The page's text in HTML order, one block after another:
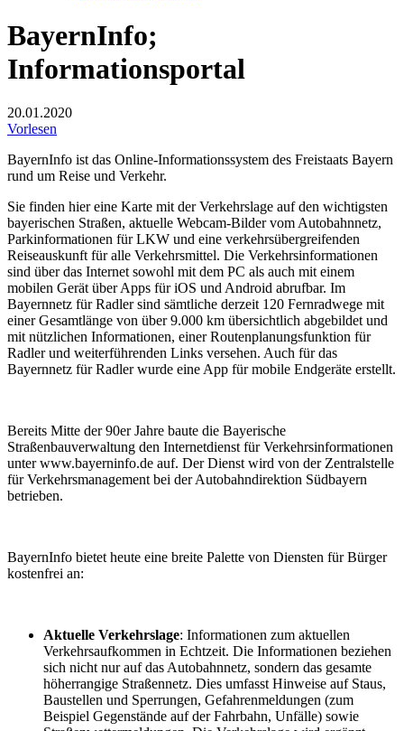
BayernInfo;
Informationsportal
20.01.2020
Vorlesen
BayernInfo ist das Online-Informationssystem des Freistaats Bayern
rund um Reise und Verkehr.
Sie finden hier eine Karte mit der Verkehrslage auf den wichtigsten
bayerischen Straßen, aktuelle Webcam-Bilder vom Autobahnnetz,
Parkinformationen für LKW und eine verkehrsübergreifenden
Reiseauskunft für alle Verkehrsmittel. Die Verkehrsinformationen
sind über das Internet sowohl mit dem PC als auch mit einem
mobilen Gerät über Apps für iOS und Android abrufbar. Im
Bayernnetz für Radler sind sämtliche derzeit 120 Fernradwege mit
einer Gesamtlänge von über 9.000 km übersichtlich abgebildet und
mit nützlichen Informationen, einer Routenplanungsfunktion für
Radler und weiterführenden Links versehen. Auch für das
Bayernnetz für Radler wurde eine App für mobile Endgeräte erstellt.
Bereits Mitte der 90er Jahre baute die Bayerische
Straßenbauverwaltung den Internetdienst für Verkehrsinformationen
unter www.bayerninfo.de auf. Der Dienst wird von der Zentralstelle
für Verkehrsmanagement bei der Autobahndirektion Südbayern
betrieben.
BayernInfo bietet heute eine breite Palette von Diensten für Bürger
kostenfrei an:
Aktuelle Verkehrslage: Informationen zum aktuellen
Verkehrsaufkommen in Echtzeit. Die Informationen beziehen
sich nicht nur auf das Autobahnnetz, sondern das gesamte
höherrangige Straßennetz. Dies umfasst Hinweise auf Staus,
Baustellen und Sperrungen, Gefahrenmeldungen (zum
Beispiel Gegenstände auf der Fahrbahn, Unfälle) sowie